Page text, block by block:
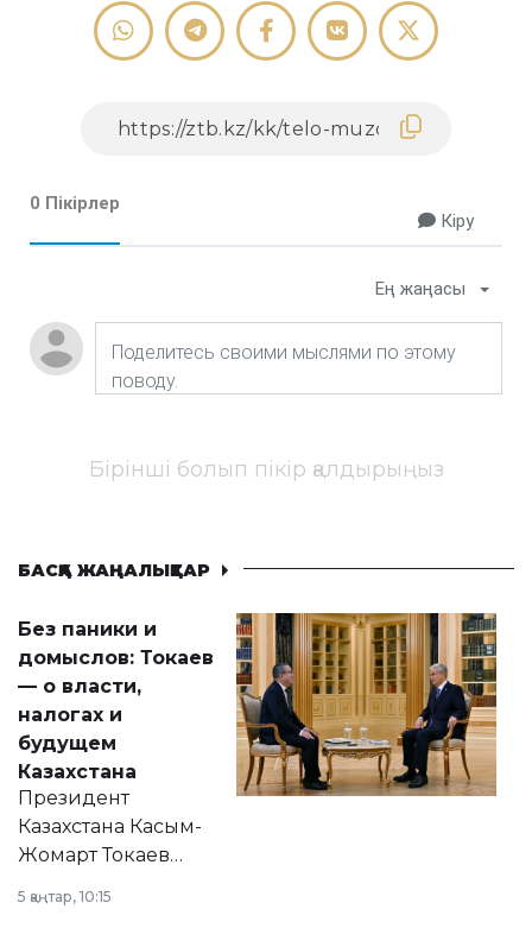
0 Пікірлер
Кіру
Ең жаңасы
Бірінші болып пікір қалдырыңыз
БАСҚА ЖАҢАЛЫҚТАР
Без паники и
домыслов: Токаев
— о власти,
налогах и
будущем
Казахстана
Президент
Казахстана Касым-
Жомарт Токаев
сразу несколько
5 қаңтар, 10:15